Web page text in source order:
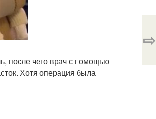
после чего врач с помощью
Хотя операция была
⇨